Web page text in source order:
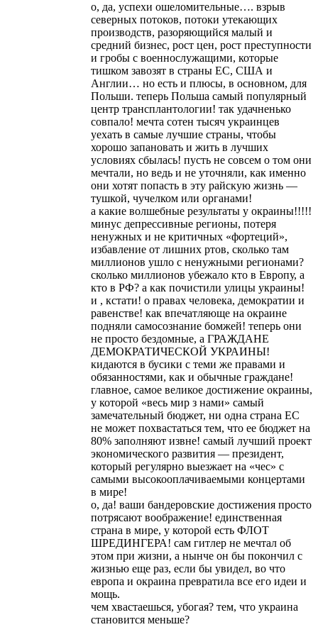
о, да, успехи ошеломительные…. взрыв
северных потоков, потоки утекающих
производств, разоряющийся малый и
средний бизнес, рост цен, рост преступности
и гробы с военнослужащими, которые
тишком завозят в страны ЕС, США и
Англии… но есть и плюсы, в основном, для
Польши. теперь Польша самый популярный
центр трансплантологии! так удачненько
совпало! мечта сотен тысяч украинцев
уехать в самые лучшие страны, чтобы
хорошо запановать и жить в лучших
условиях сбылась! пусть не совсем о том они
мечтали, но ведь и не уточняли, как именно
они хотят попасть в эту райскую жизнь —
тушкой, чучелком или органами!
а какие волшебные результаты у окраины!!!!!
минус депрессивные регионы, потеря
ненужных и не критичных «фортеций»,
избавление от лишних ртов, сколько там
миллионов ушло с ненужными регионами?
сколько миллионов убежало кто в Европу, а
кто в РФ? а как почистили улицы украины!
и , кстати! о правах человека, демократии и
равенстве! как впечатляюще на окраине
подняли самосознание бомжей! теперь они
не просто бездомные, а ГРАЖДАНЕ
ДЕМОКРАТИЧЕСКОЙ УКРАИНЫ!
кидаются в бусики с теми же правами и
обязанностями, как и обычные граждане!
главное, самое великое достижение окраины,
у которой «весь мир з нами» самый
замечательный бюджет, ни одна страна ЕС
не может похвастаться тем, что ее бюджет на
80% заполняют извне! самый лучший проект
экономического развития — президент,
который регулярно выезжает на «чес» с
самыми высокооплачиваемыми концертами
в мире!
о, да! ваши бандеровские достижения просто
потрясают воображение! единственная
страна в мире, у которой есть ФЛОТ
ШРЕДИНГЕРА! сам гитлер не мечтал об
этом при жизни, а нынче он бы покончил с
жизнью еще раз, если бы увидел, во что
европа и окраина превратила все его идеи и
мощь.
чем хвастаешься, убогая? тем, что украина
становится меньше?